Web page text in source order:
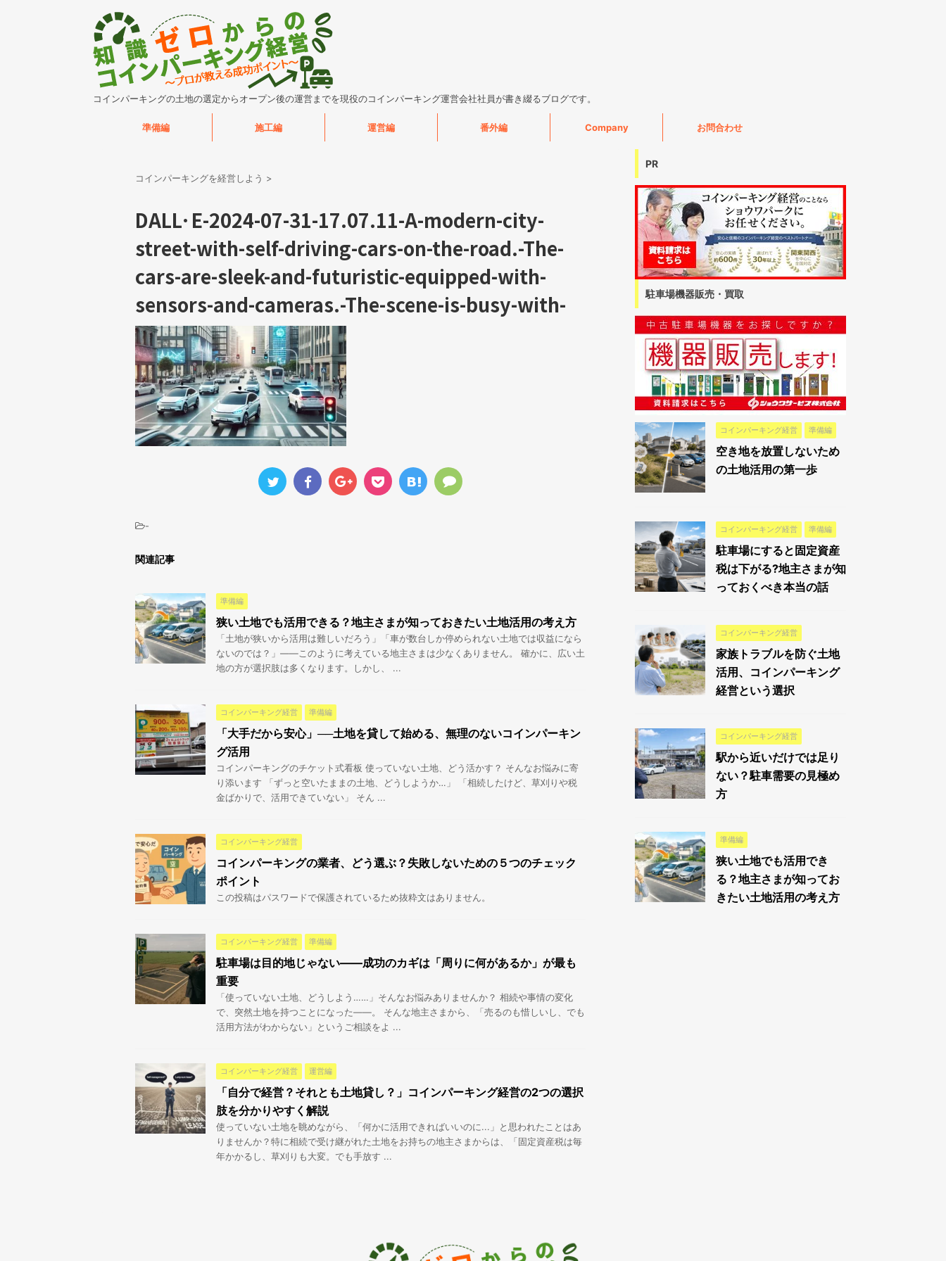
コインパーキングの土地の選定からオープン後の運営までを現役のコインパーキング運営会社社員が書き綴るブログです。
準備編 施工編 運営編 番外編 Company お問合わせ
コインパーキングを経営しよう >
DALL·E-2024-07-31-17.07.11-A-modern-city-
street-with-self-driving-cars-on-the-road.-The-
cars-are-sleek-and-futuristic-equipped-with-
sensors-and-cameras.-The-scene-is-busy-with-
-
関連記事
準備編
狭い土地でも活用できる？地主さまが知っておきたい土地活用の考え方
「土地が狭いから活用は難しいだろう」「車が数台しか停められない土地では収益になら
ないのでは？」――このように考えている地主さまは少なくありません。 確かに、広い土
地の方が選択肢は多くなります。しかし、 ...
コインパーキング経営 準備編
「大手だから安心」──土地を貸して始める、無理のないコインパーキン
グ活用
コインパーキングのチケット式看板 使っていない土地、どう活かす？ そんなお悩みに寄
り添います 「ずっと空いたままの土地、どうしようか…」 「相続したけど、草刈りや税
金ばかりで、活用できていない」 そん ...
コインパーキング経営
コインパーキングの業者、どう選ぶ？失敗しないための５つのチェック
ポイント
この投稿はパスワードで保護されているため抜粋文はありません。
コインパーキング経営 準備編
駐車場は目的地じゃない――成功のカギは「周りに何があるか」が最も
重要
「使っていない土地、どうしよう……」そんなお悩みありませんか？ 相続や事情の変化
で、突然土地を持つことになった――。 そんな地主さまから、「売るのも惜しいし、でも
活用方法がわからない」というご相談をよ ...
コインパーキング経営 運営編
「自分で経営？それとも土地貸し？」コインパーキング経営の2つの選択
肢を分かりやすく解説
使っていない土地を眺めながら、「何かに活用できればいいのに...」と思われたことはあ
りませんか？特に相続で受け継がれた土地をお持ちの地主さまからは、「固定資産税は毎
年かかるし、草刈りも大変。でも手放す ...
PR
駐車場機器販売・買取
コインパーキング経営 準備編
空き地を放置しないため
の土地活用の第一歩
コインパーキング経営 準備編
駐車場にすると固定資産
税は下がる?地主さまが知
っておくべき本当の話
コインパーキング経営
家族トラブルを防ぐ土地
活用、コインパーキング
経営という選択
コインパーキング経営
駅から近いだけでは足り
ない？駐車需要の見極め
方
準備編
狭い土地でも活用でき
る？地主さまが知ってお
きたい土地活用の考え方